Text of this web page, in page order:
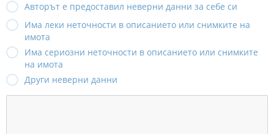
Авторът е предоставил неверни данни за себе си
Има леки неточности в описанието или снимките на
имота
Има сериозни неточности в описанието или снимките
на имота
Други неверни данни